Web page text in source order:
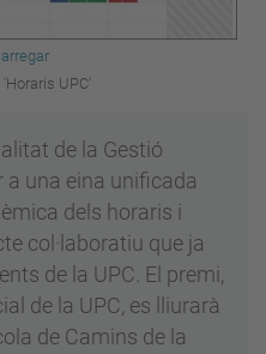
UPC'
de la Gestió
una eina unificada
dels horaris i
col·laboratiu que ja
de la UPC. El premi,
de la UPC, es lliurarà
de Camins de la